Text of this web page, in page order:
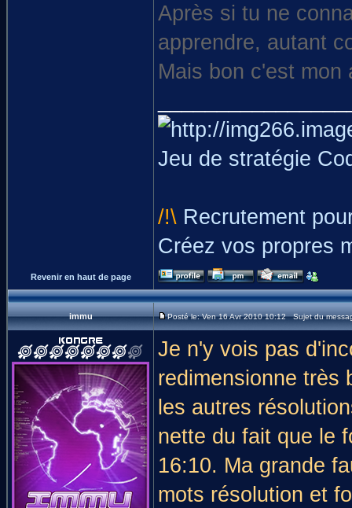
Après si tu ne
apprendre, autant
Mais bon c'est
Jeu de stratégie
/!\ Recrutement
Créez vos propres
Revenir en haut de page
immu Posté le: Ven 16 Avr 2010 10:12 Sujet du
Je n'y vois pas
redimensionne très
les autres
nette du fait que le
16:10. Ma grande
mots résolution et